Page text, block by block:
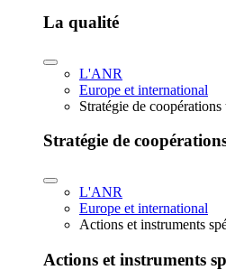
La qualité
L'ANR
Europe et international
Stratégie de coopérations
Stratégie de
L'ANR
Europe et international
Actions et instruments
Actions et instruments